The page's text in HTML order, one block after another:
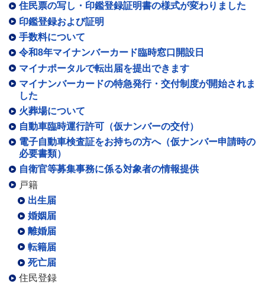
住民票の写し・印鑑登録証明書の様式が変わりました
印鑑登録および証明
手数料について
令和8年マイナンバーカード臨時窓口開設日
マイナポータルで転出届を提出できます
マイナンバーカードの特急発行・交付制度が開始されま
した
火葬場について
自動車臨時運行許可（仮ナンバーの交付）
電子自動車検査証をお持ちの方へ（仮ナンバー申請時の
必要書類）
自衛官等募集事務に係る対象者の情報提供
戸籍
出生届
婚姻届
離婚届
転籍届
死亡届
住民登録